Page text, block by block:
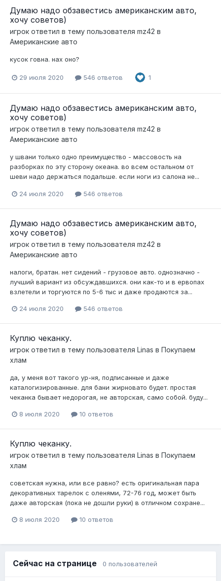
Думаю надо обзавестись американским авто,
хочу советов)
игрок ответил в тему пользователя mz42 в
Американские авто
кусок говна. нах оно?
29 июля 2020 546 ответов 1
Думаю надо обзавестись американским авто,
хочу советов)
игрок ответил в тему пользователя mz42 в
Американские авто
у швани только одно преимущество - массовость на
разборках по эту сторону океана. во всем остальном от
шеви надо держаться подальше. если ноги из салона не...
24 июля 2020 546 ответов
Думаю надо обзавестись американским авто,
хочу советов)
игрок ответил в тему пользователя mz42 в
Американские авто
налоги, братан. нет сидений - грузовое авто. однозначно -
лучший вариант из обсуждавшихся. они как-то и в ервопах
взлетели и торгуются по 5-6 тыс и даже продаются за...
24 июля 2020 546 ответов
Куплю чеканку.
игрок ответил в тему пользователя Linas в Покупаем
хлам
да, у меня вот такого ур-ня, подписанные и даже
каталогизированные. для бани жирновато будет. простая
чеканка бывает недорогая, не авторская, само собой. буду...
8 июля 2020 10 ответов
Куплю чеканку.
игрок ответил в тему пользователя Linas в Покупаем
хлам
советская нужна, или все равно? есть оригинальная пара
декоративных тарелок с оленями, 72-76 год, может быть
даже авторская (пока не дошли руки) в отличном сохране...
8 июля 2020 10 ответов
Сейчас на странице 0 пользователей